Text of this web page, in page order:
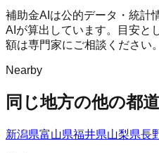
補助金AIは公的データ・統計
AIが算出しています。目安と
額は専門家にご相談ください。
Nearby
同じ地方の他の都
新潟県富山県福井県山梨県長